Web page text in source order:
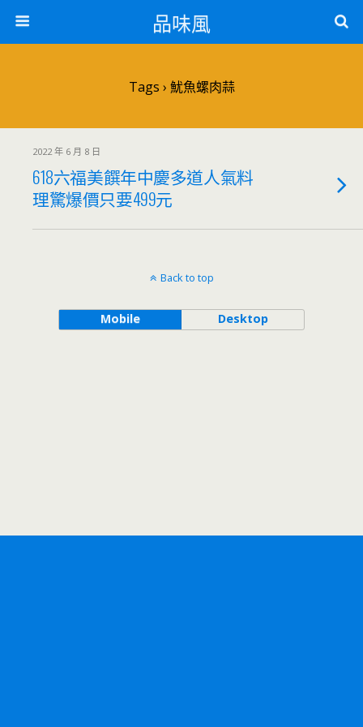
品味風
Tags › 魷魚螺肉蒜
2022 年 6 月 8 日
618六福美饌年中慶多道人氣料
理驚爆價只要499元
Back to top
Mobile Desktop